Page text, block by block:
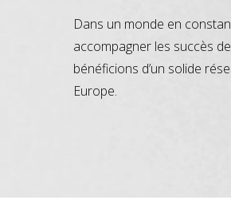
Dans un monde en
accompagner les succès
bénéficions d’un solide
Europe.